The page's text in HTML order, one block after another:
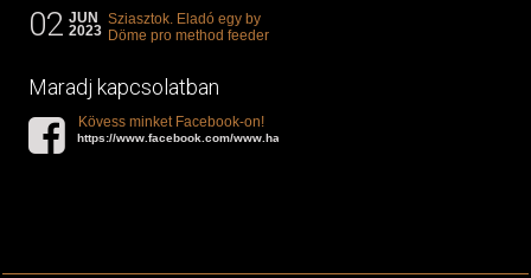
02 JUN
2023
Sziasztok. Eladó egy by
Döme pro method feeder
Maradj kapcsolatban
Kövess minket Facebook-on!
https://www.facebook.com/www.halat.hu